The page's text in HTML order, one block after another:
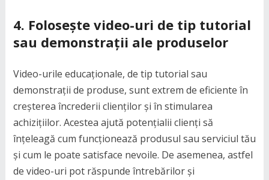
4. Folosește video-uri de tip tutorial
sau demonstrații ale produselor
Video-urile educaționale, de tip tutorial sau
demonstrații de produse, sunt extrem de eficiente în
creșterea încrederii clienților și în stimularea
achizițiilor. Acestea ajută potențialii clienți să
înțeleagă cum funcționează produsul sau serviciul tău
și cum le poate satisface nevoile. De asemenea, astfel
de video-uri pot răspunde întrebărilor și